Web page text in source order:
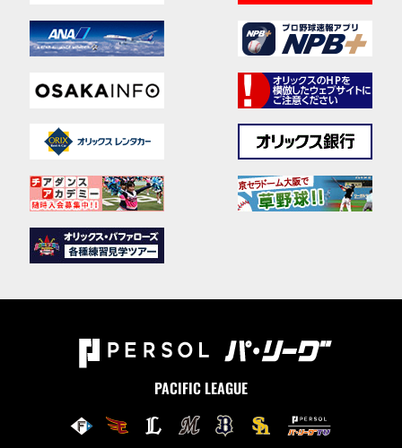
PACIFIC LEAGUE